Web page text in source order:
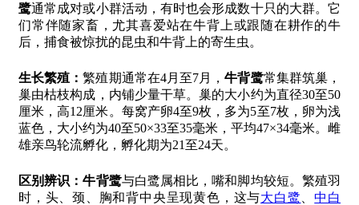
鹭通常成对或小群活动，有时也会形成数十只的大群。它
们常伴随家畜，尤其喜爱站在牛背上或跟随在耕作的牛
后，捕食被惊扰的昆虫和牛背上的寄生虫。
生长繁殖：繁殖期通常在4月至7月，牛背鹭常集群筑巢，
巢由枯枝构成，内铺少量干草。巢的大小约为直径30至50
厘米，高12厘米。每窝产卵4至9枚，多为5至7枚，卵为浅
蓝色，大小约为40至50×33至35毫米，平均47×34毫米。雌
雄亲鸟轮流孵化，孵化期为21至24天。
区别辨识：牛背鹭与白鹭属相比，嘴和脚均较短。繁殖羽
时，头、颈、胸和背中央呈现黄色，这与大白鹭 、中白